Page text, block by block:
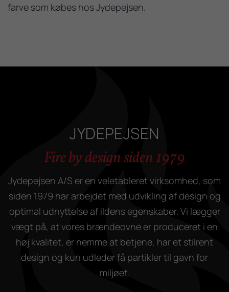
farve som købes hos Jydepejsen.
JYDEPEJSEN
Fire by design siden 1979
Jydepejsen A/S er en veletableret virksomhed, som
siden 1979 har arbejdet med udvikling af design og
optimal udnyttelse af ildens egenskaber. Vi lægger
vægt på, at vores brændeovne er produceret i en
høj kvalitet, er nemme at betjene, har et stilrent
design og kun udleder få partikler til gavn for
miljøet.